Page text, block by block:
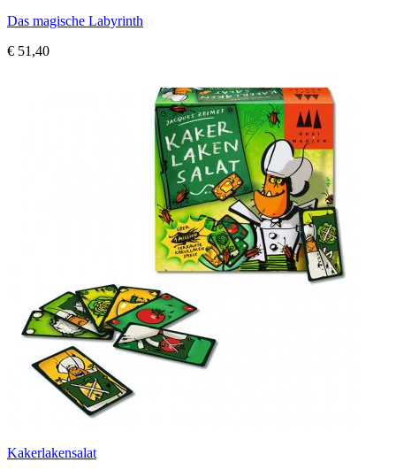
Das magische Labyrinth
€ 51,40
Kakerlakensalat